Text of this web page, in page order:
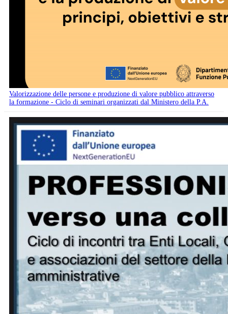
Valorizzazione delle persone e produzione di valore pubblico attraverso
la formazione - Ciclo di seminari organizzati dal Ministero della P.A.